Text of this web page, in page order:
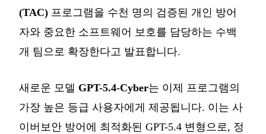
(TAC) 프로그램을 수천 명의 검증된 개인 방어
자와 중요한 소프트웨어 보호를 담당하는 수백
개 팀으로 확장한다고 발표합니다.
새로운 모델 GPT-5.4-Cyber는 이제 프로그램의
가장 높은 등급 사용자에게 제공됩니다. 이는 사
이버보안 방어에 최적화된 GPT-5.4 변형으로, 정